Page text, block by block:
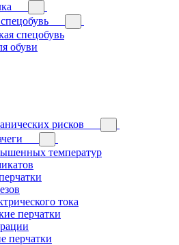
спецобувь
обуви
рисков
температур
тока
перчатки
перчатки